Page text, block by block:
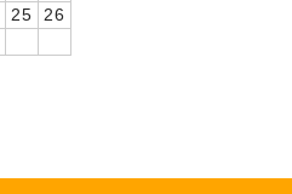
25
26